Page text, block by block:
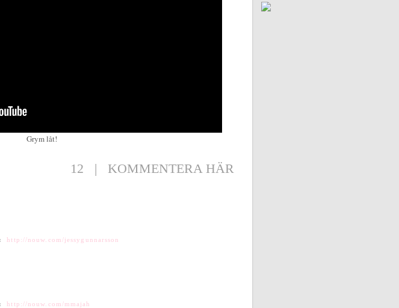
Grym låt!
12 | KOMMENTERA HÄR
http://nouw.com/jessygunnarsson
http://nouw.com/mmajah